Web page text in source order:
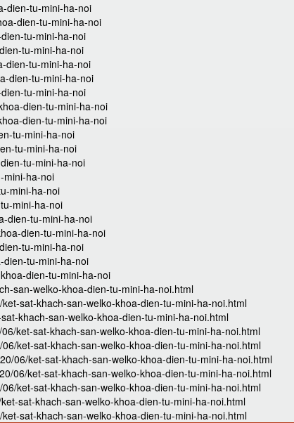
dien-tu-mini-ha-noi
dien-tu-mini-ha-noi
tu-mini-ha-noi
tu-mini-ha-noi
dien-tu-mini-ha-noi
dien-tu-mini-ha-noi
tu-mini-ha-noi
dien-tu-mini-ha-noi
dien-tu-mini-ha-noi
tu-mini-ha-noi
tu-mini-ha-noi
tu-mini-ha-noi
mini-ha-noi
mini-ha-noi
mini-ha-noi
dien-tu-mini-ha-noi
dien-tu-mini-ha-noi
tu-mini-ha-noi
dien-tu-mini-ha-noi
dien-tu-mini-ha-noi
san-welko-khoa-dien-tu-mini-ha-noi.html
sat-khach-san-welko-khoa-dien-tu-mini-ha-noi.html
khach-san-welko-khoa-dien-tu-mini-ha-noi.html
ket-sat-khach-san-welko-khoa-dien-tu-mini-ha-noi.html
ket-sat-khach-san-welko-khoa-dien-tu-mini-ha-noi.html
06/ket-sat-khach-san-welko-khoa-dien-tu-mini-ha-noi.html
06/ket-sat-khach-san-welko-khoa-dien-tu-mini-ha-noi.html
ket-sat-khach-san-welko-khoa-dien-tu-mini-ha-noi.html
sat-khach-san-welko-khoa-dien-tu-mini-ha-noi.html
sat-khach-san-welko-khoa-dien-tu-mini-ha-noi.html